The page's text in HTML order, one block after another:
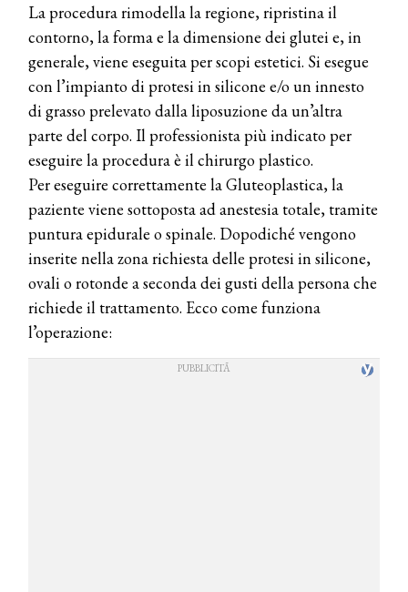
La procedura rimodella la regione, ripristina il
contorno, la forma e la dimensione dei glutei e, in
generale, viene eseguita per scopi estetici. Si esegue
con l’impianto di protesi in silicone e/o un innesto
di grasso prelevato dalla liposuzione da un’altra
parte del corpo. Il professionista più indicato per
eseguire la procedura è il chirurgo plastico.
Per eseguire correttamente la Gluteoplastica, la
paziente viene sottoposta ad anestesia totale, tramite
puntura epidurale o spinale. Dopodiché vengono
inserite nella zona richiesta delle protesi in silicone,
ovali o rotonde a seconda dei gusti della persona che
richiede il trattamento. Ecco come funziona
l’operazione: